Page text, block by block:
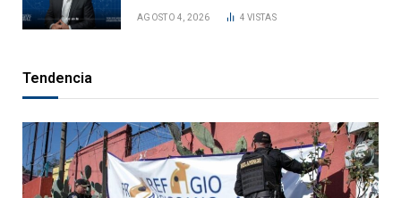
AGOSTO 4, 2026 4VISTAS
Tendencia